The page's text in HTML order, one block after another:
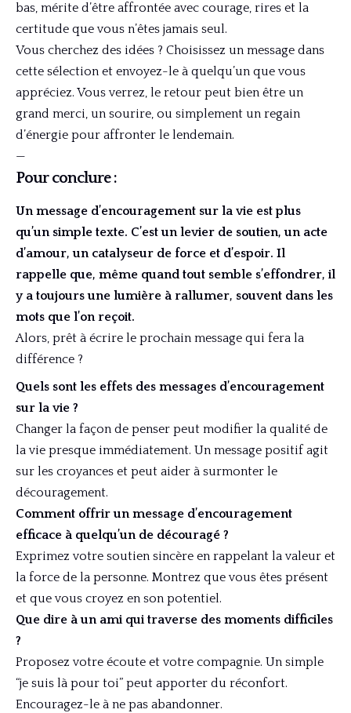
bas, mérite d’être affrontée avec courage, rires et la
certitude que vous n’êtes jamais seul.
Vous cherchez des idées ? Choisissez un message dans
cette sélection et envoyez-le à quelqu’un que vous
appréciez. Vous verrez, le retour peut bien être un
grand merci, un sourire, ou simplement un regain
d’énergie pour affronter le lendemain.
—
Pour conclure :
Un message d’encouragement sur la vie est plus
qu’un simple texte. C’est un levier de soutien, un acte
d’amour, un catalyseur de force et d’espoir. Il
rappelle que, même quand tout semble s’effondrer, il
y a toujours une lumière à rallumer, souvent dans les
mots que l’on reçoit.
Alors, prêt à écrire le prochain message qui fera la
différence ?
Quels sont les effets des messages d’encouragement
sur la vie ?
Changer la façon de penser peut modifier la qualité de
la vie presque immédiatement. Un message positif agit
sur les croyances et peut aider à surmonter le
découragement.
Comment offrir un message d’encouragement
efficace à quelqu’un de découragé ?
Exprimez votre soutien sincère en rappelant la valeur et
la force de la personne. Montrez que vous êtes présent
et que vous croyez en son potentiel.
Que dire à un ami qui traverse des moments difficiles
?
Proposez votre écoute et votre compagnie. Un simple
“je suis là pour toi” peut apporter du réconfort.
Encouragez-le à ne pas abandonner.